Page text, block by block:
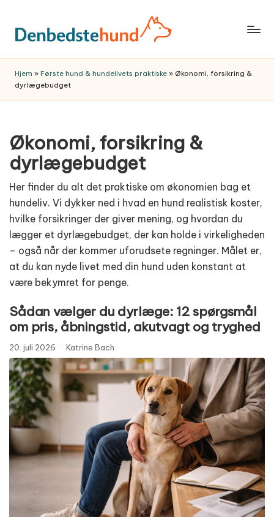
Skip
content
praktiske
hundeguider
og
til
et
bedre
hundeliv
fra
til
voksen.
Hjem » Første hund & hundelivets praktiske » Økonomi, forsikring &
dyrlægebudget
Økonomi, forsikring &
dyrlægebudget
Her finder du alt det praktiske om økonomien bag et
hundeliv. Vi dykker ned i hvad en hund realistisk koster,
hvilke forsikringer der giver mening, og hvordan du
lægger et dyrlægebudget, der kan holde i virkeligheden
– også når der kommer uforudsete regninger. Målet er,
at du kan nyde livet med din hund uden konstant at
være bekymret for penge.
Sådan vælger du dyrlæge: 12 spørgsmål
om pris, åbningstid, akutvagt og tryghed
20. juli 2026 · Katrine Bach